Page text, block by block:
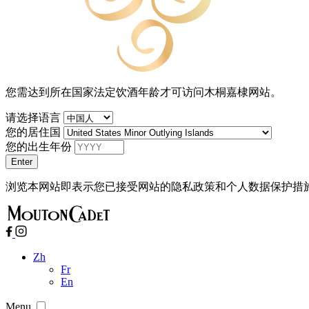
您需达到所在国家法定饮酒年龄才可访问木桐嘉棣网站。
请选择语言
您的居住国
您的出生年份
浏览本网站即表示您已接受网站的隐私政策和个人数据保护措
Zh
Fr
En
Menu